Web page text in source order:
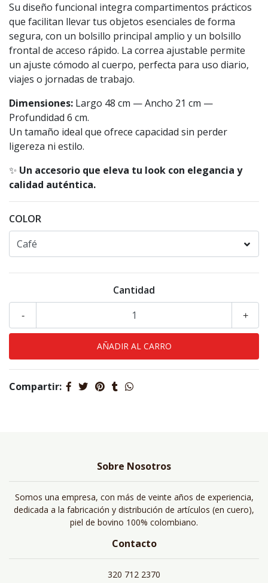
Su diseño funcional integra compartimentos prácticos
que facilitan llevar tus objetos esenciales de forma
segura, con un bolsillo principal amplio y un bolsillo
frontal de acceso rápido. La correa ajustable permite
un ajuste cómodo al cuerpo, perfecta para uso diario,
viajes o jornadas de trabajo.
Dimensiones: Largo 48 cm — Ancho 21 cm —
Profundidad 6 cm.
Un tamaño ideal que ofrece capacidad sin perder
ligereza ni estilo.
✨ Un accesorio que eleva tu look con elegancia y
calidad auténtica.
COLOR
Cantidad
+
-
Compartir:
Sobre Nosotros
Somos una empresa, con más de veinte años de experiencia,
dedicada a la fabricación y distribución de artículos (en cuero),
piel de bovino 100% colombiano.
Contacto
320 712 2370